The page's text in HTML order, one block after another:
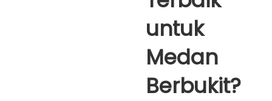
untuk
Medan
Berbukit?